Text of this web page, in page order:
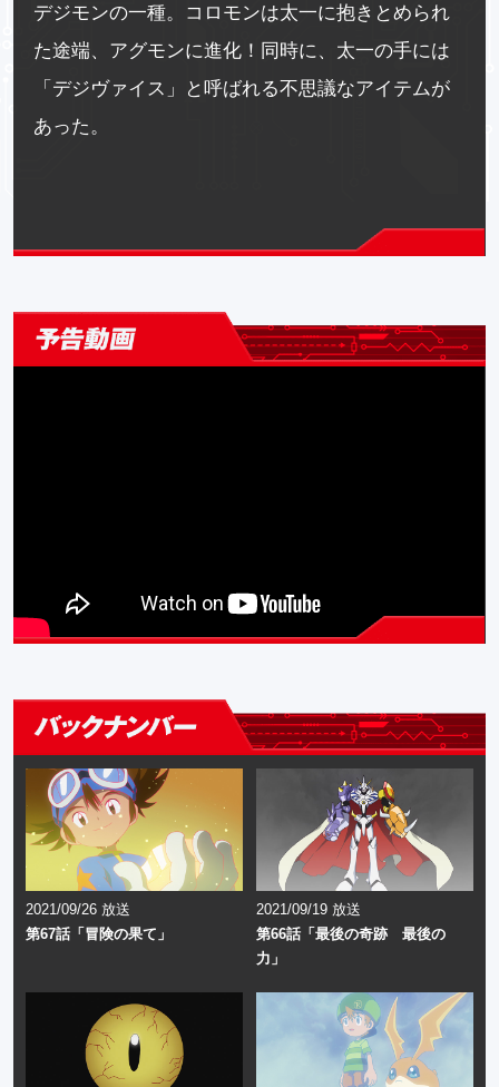
デジモンの一種。コロモンは太一に抱きとめられ
た途端、アグモンに進化！同時に、太一の手には
「デジヴァイス」と呼ばれる不思議なアイテムが
あった。
2021/09/26 放送
第67話「冒険の果て」
2021/09/19 放送
第66話「最後の奇跡 最後の
力」